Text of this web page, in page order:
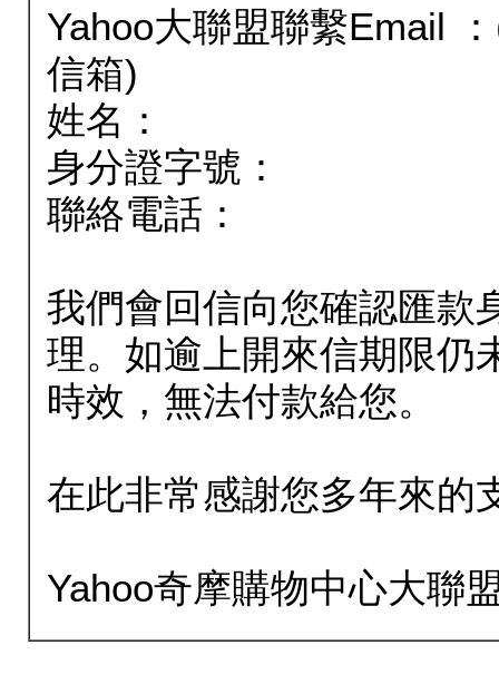
Yahoo大聯盟聯繫Email
信箱)
姓名：
身分證字號：
聯絡電話：
我們會回信向您確認匯款
理。如逾上開來信期限仍
時效，無法付款給您。
在此非常感謝您多年來的
Yahoo奇摩購物中心大